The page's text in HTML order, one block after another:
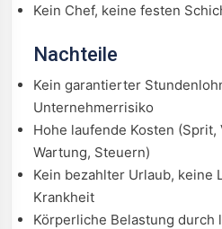
Kein Chef, keine festen
Nachteile
Kein garantierter
Unternehmerrisiko
Hohe laufende Kosten (Sprit,
Wartung, Steuern)
Kein bezahlter Urlaub, keine
Krankheit
Körperliche Belastung durch